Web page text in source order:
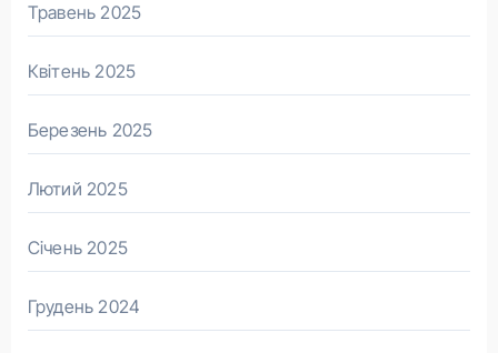
Травень 2025
Квітень 2025
Березень 2025
Лютий 2025
Січень 2025
Грудень 2024